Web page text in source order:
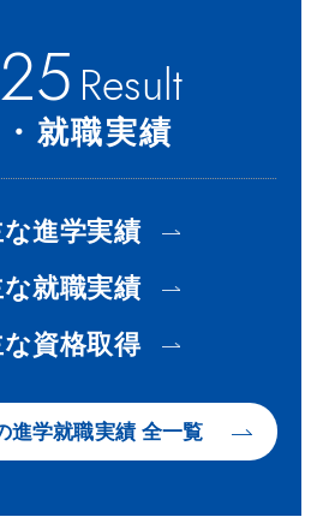
Result
就職実績
進学実績
就職実績
資格取得
進学就職実績 全一覧